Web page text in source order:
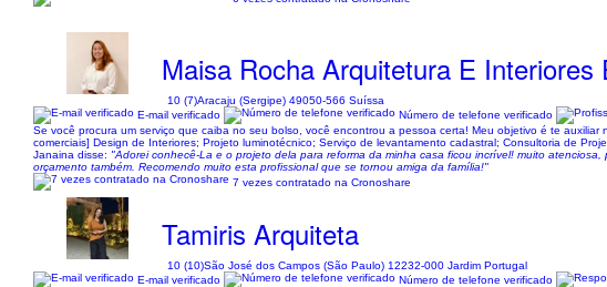
Maisa Rocha Arquitetura E Interiores
10 (7)Aracaju (Sergipe) 49050-566 Suíssa
E-mail verificado
Número de telefone verificado
Se você procura um serviço que caiba no seu bolso, você encontrou a pessoa certa! Meu objetivo é te
comerciais] Design de Interiores; Projeto luminotécnico; Serviço de levantamento cadastral; Consultoria de
Janaina disse: "Adorei conhecê-La e o projeto dela para reforma da minha casa ficou incrível! muito
orçamento também. Recomendo muito esta profissional que se tornou amiga da família!"
7 vezes contratado na Cronoshare
Tamiris Arquiteta
10 (10)São José dos Campos (São Paulo) 12232-000 Jardim Portugal
E-mail verificado
Número de telefone verificado